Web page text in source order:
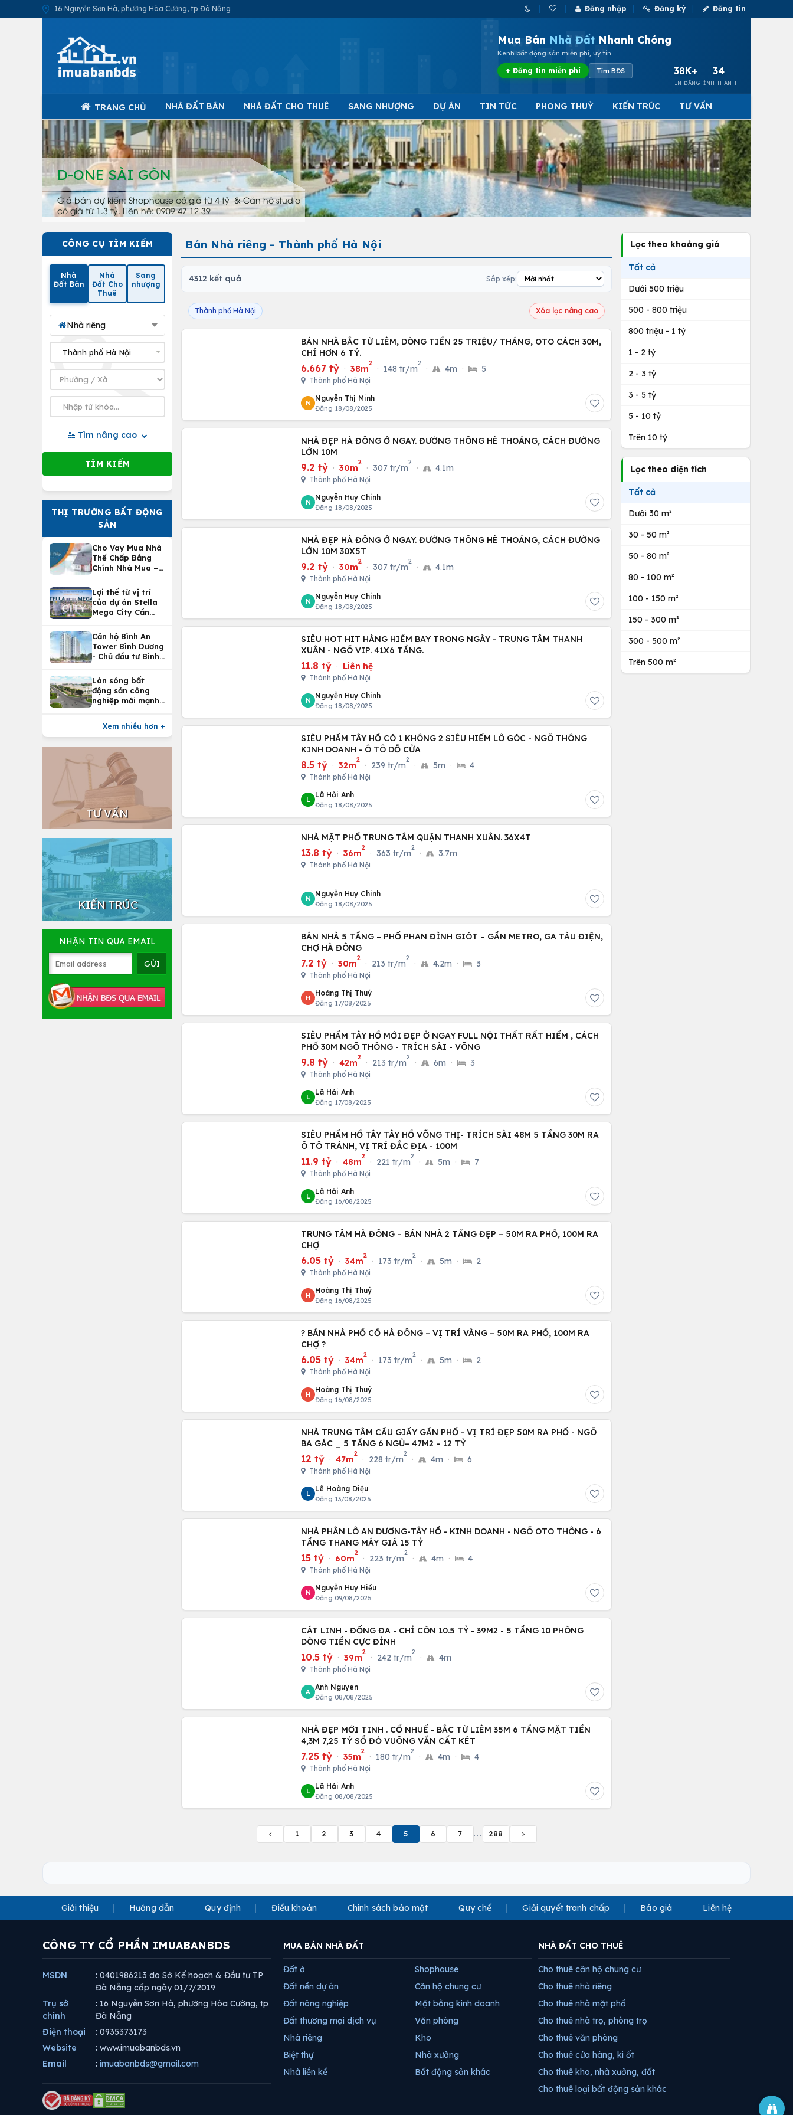
16 Nguyễn Sơn Hà, phường Hòa Cường, tp Đà Nẵng Đăng nhập Đăng ký Đăng tin
Mua Bán Nhà Đất Nhanh Chóng
Kênh bất động sản miễn phí, uy tín
+ Đăng tin miễn phí Tìm BĐS 38K+
TIN ĐĂNG
34
TỈNH THÀNH
TRANG CHỦ NHÀ ĐẤT BÁN NHÀ ĐẤT CHO THUÊ SANG NHƯỢNG DỰ ÁN TIN TỨC PHONG THUỶ KIẾN TRÚC TƯ VẤN
D-ONE SÀI GÒN
Giá bán dự kiến: Shophouse có giá từ 4 tỷ & Căn hộ studio
có giá từ 1.3 tỷ. Liên hệ: 0909 47 12 39
CÔNG CỤ TÌM KIẾM
Nhà
Đất Bán
Nhà
Đất Cho
Thuê
Sang
nhượng
Nhà riêng
Tìm nâng cao
THỊ TRƯỜNG BẤT ĐỘNG
SẢN
Cho Vay Mua Nhà
Thế Chấp Bằng
Chính Nhà Mua –
Nhà Tại
Vietcombank
Lợi thế từ vị trí
của dự án Stella
Mega City Cần
Căn hộ Bình An
Tower Bình Dương
- Chủ đầu tư Bình
Làn sóng bất
động sản công
nghiệp mới mạnh
Xem nhiều hơn +
TƯ VẤN
KIẾN TRÚC
NHẬN TIN QUA EMAIL
Bán Nhà riêng - Thành phố Hà Nội
4312 kết quả Sắp xếp:
Thành phố Hà Nội Xóa lọc nâng cao
BÁN NHÀ BẮC TỪ LIÊM, DÒNG TIỀN 25 TRIỆU/ THÁNG, OTO CÁCH 30M,
CHỈ HƠN 6 TỶ.
6.667 tỷ · 38m
2
· 148 tr/m
2
· 4m · 5
Thành phố Hà Nội
N
Nguyễn Thị Minh
Đăng 18/08/2025
NHÀ ĐẸP HÀ ĐÔNG Ở NGAY. ĐƯỜNG THÔNG HÈ THOÁNG, CÁCH ĐƯỜNG
LỚN 10M
9.2 tỷ · 30m
2
· 307 tr/m
2
· 4.1m
Thành phố Hà Nội
N
Nguyễn Huy Chinh
Đăng 18/08/2025
NHÀ ĐẸP HÀ ĐÔNG Ở NGAY. ĐƯỜNG THÔNG HÈ THOÁNG, CÁCH ĐƯỜNG
LỚN 10M 30X5T
9.2 tỷ · 30m
2
· 307 tr/m
2
· 4.1m
Thành phố Hà Nội
N
Nguyễn Huy Chinh
Đăng 18/08/2025
SIÊU HOT HIT HÀNG HIẾM BAY TRONG NGÀY - TRUNG TÂM THANH
XUÂN - NGÕ VIP. 41X6 TẦNG.
11.8 tỷ · Liên hệ
Thành phố Hà Nội
N
Nguyễn Huy Chinh
Đăng 18/08/2025
SIÊU PHẨM TÂY HỒ CÓ 1 KHÔNG 2 SIÊU HIẾM LÔ GÓC - NGÕ THÔNG
KINH DOANH - Ô TÔ DỖ CỬA
8.5 tỷ · 32m
2
· 239 tr/m
2
· 5m · 4
Thành phố Hà Nội
L
Lã Hải Anh
Đăng 18/08/2025
NHÀ MẶT PHỐ TRUNG TÂM QUẬN THANH XUÂN. 36X4T
13.8 tỷ · 36m
2
· 363 tr/m
2
· 3.7m
Thành phố Hà Nội
N
Nguyễn Huy Chinh
Đăng 18/08/2025
BÁN NHÀ 5 TẦNG – PHỐ PHAN ĐÌNH GIÓT – GẦN METRO, GA TÀU ĐIỆN,
CHỢ HÀ ĐÔNG
7.2 tỷ · 30m
2
· 213 tr/m
2
· 4.2m · 3
Thành phố Hà Nội
H
Hoàng Thị Thuý
Đăng 17/08/2025
SIÊU PHẨM TÂY HỒ MỚI ĐẸP Ở NGAY FULL NỘI THẤT RẤT HIẾM , CÁCH
PHỐ 30M NGÕ THÔNG - TRÍCH SÀI - VÕNG
9.8 tỷ · 42m
2
· 213 tr/m
2
· 6m · 3
Thành phố Hà Nội
L
Lã Hải Anh
Đăng 17/08/2025
SIÊU PHẨM HỒ TÂY TÂY HỒ VÕNG THỊ- TRÍCH SÀI 48M 5 TẦNG 30M RA
Ô TÔ TRÁNH, VỊ TRÍ ĐẮC ĐỊA - 100M
11.9 tỷ · 48m
2
· 221 tr/m
2
· 5m · 7
Thành phố Hà Nội
L
Lã Hải Anh
Đăng 16/08/2025
TRUNG TÂM HÀ ĐÔNG – BÁN NHÀ 2 TẦNG ĐẸP – 50M RA PHỐ, 100M RA
CHỢ
6.05 tỷ · 34m
2
· 173 tr/m
2
· 5m · 2
Thành phố Hà Nội
H
Hoàng Thị Thuý
Đăng 16/08/2025
? BÁN NHÀ PHỐ CỔ HÀ ĐÔNG – VỊ TRÍ VÀNG – 50M RA PHỐ, 100M RA
CHỢ ?
6.05 tỷ · 34m
2
· 173 tr/m
2
· 5m · 2
Thành phố Hà Nội
H
Hoàng Thị Thuý
Đăng 16/08/2025
NHÀ TRUNG TÂM CẦU GIẤY GẦN PHỐ - VỊ TRÍ ĐẸP 50M RA PHỐ - NGÕ
BA GÁC _ 5 TẦNG 6 NGỦ– 47M2 – 12 TỶ
12 tỷ · 47m
2
· 228 tr/m
2
· 4m · 6
Thành phố Hà Nội
L
Lê Hoàng Diệu
Đăng 13/08/2025
NHÀ PHÂN LÔ AN DƯƠNG-TÂY HỒ - KINH DOANH - NGÕ OTO THÔNG - 6
TẦNG THANG MÁY GIÁ 15 TỶ
15 tỷ · 60m
2
· 223 tr/m
2
· 4m · 4
Thành phố Hà Nội
N
Nguyễn Huy Hiếu
Đăng 09/08/2025
CÁT LINH - ĐỐNG ĐA - CHỈ CÒN 10.5 TỶ - 39M2 - 5 TẦNG 10 PHÒNG
DÒNG TIỀN CỰC ĐỈNH
10.5 tỷ · 39m
2
· 242 tr/m
2
· 4m
Thành phố Hà Nội
A
Anh Nguyen
Đăng 08/08/2025
NHÀ ĐẸP MỚI TINH . CỔ NHUẾ - BẮC TỪ LIÊM 35M 6 TẦNG MẶT TIỀN
4,3M 7,25 TỶ SỔ ĐỎ VUÔNG VẮN CẤT KÉT
7.25 tỷ · 35m
2
· 180 tr/m
2
· 4m · 4
Thành phố Hà Nội
L
Lã Hải Anh
Đăng 08/08/2025
1 2 3 4 5 6 7 ... 288
Lọc theo khoảng giá
Tất cả
Dưới 500 triệu
500 - 800 triệu
800 triệu - 1 tỷ
1 - 2 tỷ
2 - 3 tỷ
3 - 5 tỷ
5 - 10 tỷ
Trên 10 tỷ
Lọc theo diện tích
Tất cả
Dưới 30 m²
30 - 50 m²
50 - 80 m²
80 - 100 m²
100 - 150 m²
150 - 300 m²
300 - 500 m²
Trên 500 m²
Giới thiệu Hướng dẫn Quy định Điều khoản Chính sách bảo mật Quy chế Giải quyết tranh chấp Báo giá Liên hệ
CÔNG TY CỔ PHẦN IMUABANBDS
MSDN
: 0401986213 do Sở Kế hoạch & Đầu tư TP
Đà Nẵng cấp ngày 01/7/2019
Trụ sở
chính
: 16 Nguyễn Sơn Hà, phường Hòa Cường, tp
Đà Nẵng
Điện thoại
: 0935373173
Website
: www.imuabanbds.vn
Email
: imuabanbds@gmail.com
MUA BÁN NHÀ ĐẤT
Đất ở
Đất nền dự án
Đất nông nghiệp
Đất thương mại dịch vụ
Nhà riêng
Biệt thự
Nhà liền kề
Shophouse
Căn hộ chung cư
Mặt bằng kinh doanh
Văn phòng
Kho
Nhà xưởng
Bất động sản khác
NHÀ ĐẤT CHO THUÊ
Cho thuê căn hộ chung cư
Cho thuê nhà riêng
Cho thuê nhà mặt phố
Cho thuê nhà trọ, phòng trọ
Cho thuê văn phòng
Cho thuê cửa hàng, ki ốt
Cho thuê kho, nhà xưởng, đất
Cho thuê loại bất động sản khác